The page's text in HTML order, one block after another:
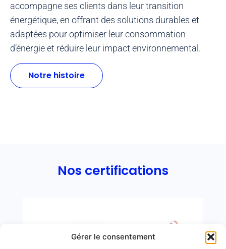
Gérer le consentement
accompagne ses clients dans leur transition
énergétique, en offrant des solutions durables et
adaptées pour optimiser leur consommation
d’énergie et réduire leur impact environnemental.
Notre histoire
Nos certifications